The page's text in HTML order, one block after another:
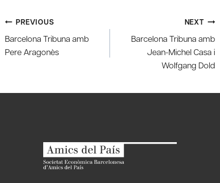
Post
navigation
PREVIOUS
Barcelona Tribuna amb
Pere Aragonès
NEXT
Barcelona Tribuna amb
Jean-Michel Casa i
Wolfgang Dold